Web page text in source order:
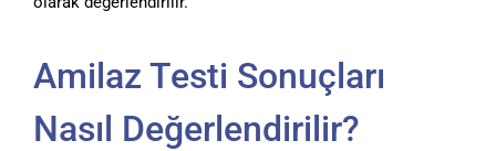
Amilaz Testi Sonuçları
Nasıl Değerlendirilir?